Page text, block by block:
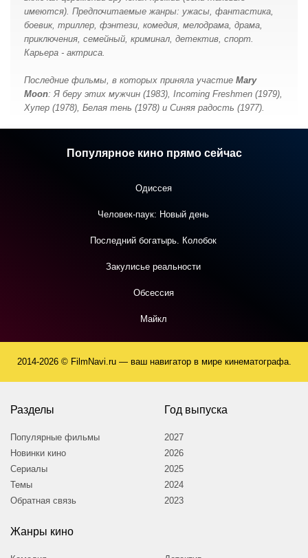
имеются). Предпочитаемые жанры: ужасы, фантастика,
боевик, триллер, фэнтези, комедия, мелодрама, драма,
приключения, семейный, криминал, детектив, спорт.
Карьера - актриса.
Последние фильмы, в которых принялa участие Mary
Moon: Я беру этих мужчин (1983), Incoming Freshmen (1979),
Хупер (1978), Белая тень (1978) и Синяя радость (1977).
Популярное кино прямо сейчас
Одиссея
Человек-паук: Новый день
Последний богатырь. Колобок
Закулисье реальности
Обсессия
Майкл
2014-2026 © FilmNavi.ru — ваш навигатор в мире кинематографа.
Разделы
Популярные фильмы
Новинки кино
Сериалы
Темы
Обратная связь
Год выпуска
2027
2026
2025
2024
2023
Жанры кино